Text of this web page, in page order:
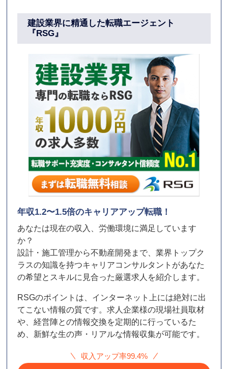
建設業界に精通した転職エージェント
『RSG』
年収1.2〜1.5倍のキャリアアップ転職！
あなたは現在の収入、労働環境に満足しています
か？
設計・施工管理から不動産開発まで、業界トップク
ラスの知識を持つキャリアコンサルタントがあなた
の希望とスキルに見合った厳選求人を紹介します。
RSGのポイントは、インターネット上には絶対に出
てこない情報の質です。求人企業様の現場社員取材
や、経営陣との情報交換を定期的に行っているた
め、新鮮な生の声・リアルな情報収集が可能です。
収入アップ率99.4%